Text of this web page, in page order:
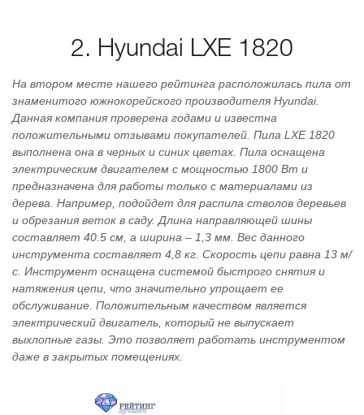
2. Hyundai LХЕ 1820
На втором месте нашего рейтинга расположилась пила от
знаменитого южнокорейского производителя Hyundai.
Данная компания проверена годами и известна
положительными отзывами покупателей. Пила LХЕ 1820
выполнена она в черных и синих цветах. Пила оснащена
электрическим двигателем с мощностью 1800 Вт и
предназначена для работы только с материалами из
дерева. Например, подойдет для распила стволов деревьев
и обрезания веток в саду. Длина направляющей шины
составляет 40.5 см, а ширина – 1,3 мм. Вес данного
инструмента составляет 4,8 кг. Скорость цепи равна 13 м/
с. Инструмент оснащена системой быстрого снятия и
натяжения цепи, что значительно упрощает ее
обслуживание. Положительным качеством является
электрический двигатель, который не выпускает
выхлопные газы. Это позволяет работать инструментом
даже в закрытых помещениях.